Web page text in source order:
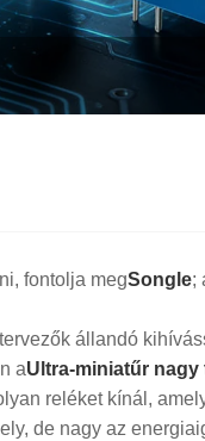
fontolja megSongle;
állandó
aUltra-miniatűr
reléket kínál,
de nagy az